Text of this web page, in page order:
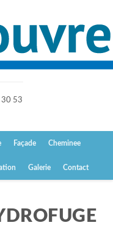
53
Façade Cheminee
Galerie Contact